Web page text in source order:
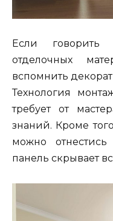
Если говорить
отделочных
вспомнить
Технология
требует от
знаний. Кроме
можно
панель скрывает